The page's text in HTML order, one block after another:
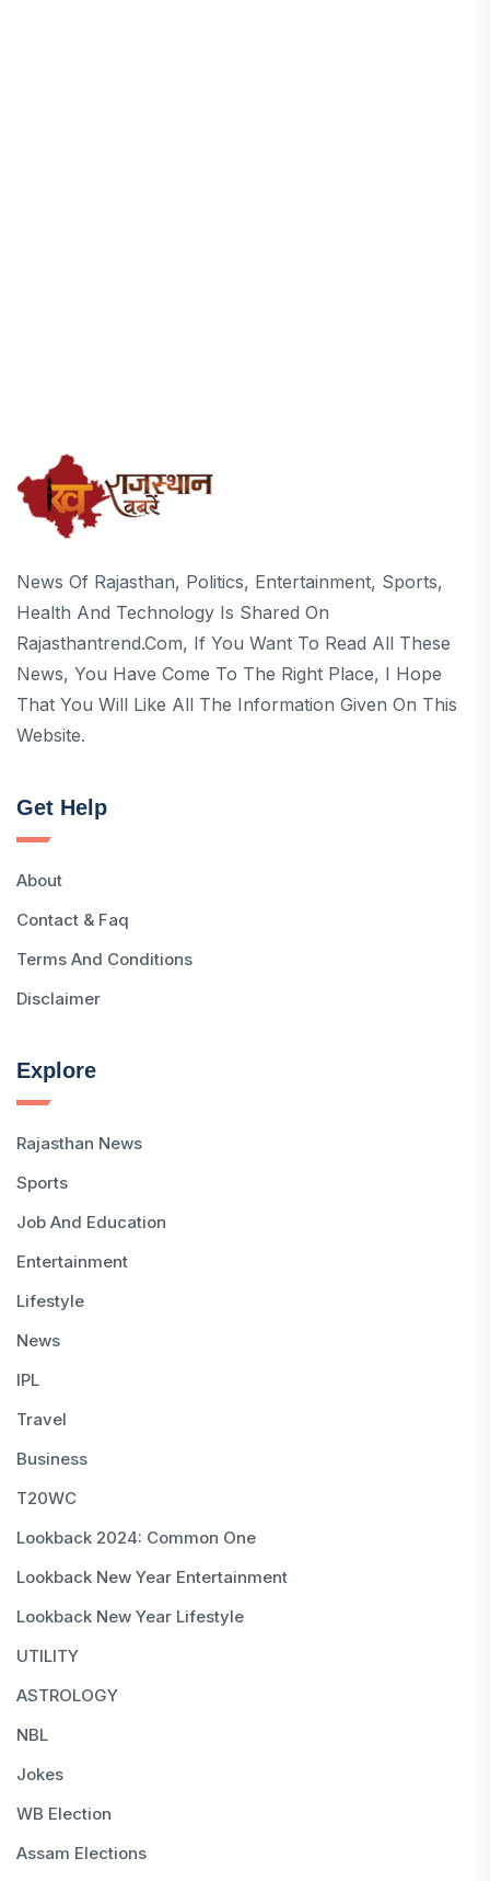
News Of Rajasthan, Politics, Entertainment, Sports,
Health And Technology Is Shared On
Rajasthantrend.com, If You Want To Read All These
News, You Have Come To The Right Place, I Hope
That You Will Like All The Information Given On This
Website.
Get Help
About
Contact & Faq
Terms And Conditions
Disclaimer
Explore
Rajasthan News
Sports
Job And Education
Entertainment
Lifestyle
News
IPL
Travel
Business
T20WC
Lookback 2024: Common One
Lookback New Year Entertainment
Lookback New Year Lifestyle
UTILITY
ASTROLOGY
NBL
Jokes
WB Election
Assam Elections